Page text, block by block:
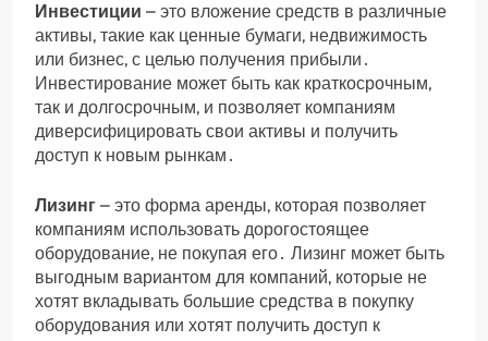
Инвестиции – это вложение средств в различные
активы, такие как ценные бумаги, недвижимость
или бизнес, с целью получения прибыли․
Инвестирование может быть как краткосрочным,
так и долгосрочным, и позволяет компаниям
диверсифицировать свои активы и получить
доступ к новым рынкам․
Лизинг – это форма аренды, которая позволяет
компаниям использовать дорогостоящее
оборудование, не покупая его․ Лизинг может быть
выгодным вариантом для компаний, которые не
хотят вкладывать большие средства в покупку
оборудования или хотят получить доступ к